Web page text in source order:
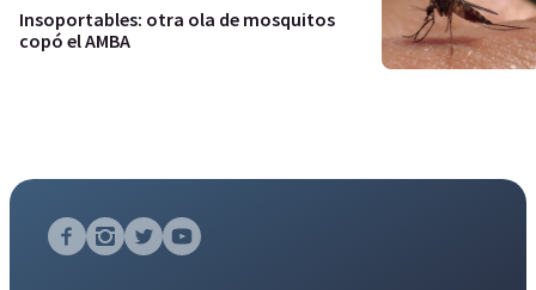
Insoportables: otra ola de mosquitos
copó el AMBA